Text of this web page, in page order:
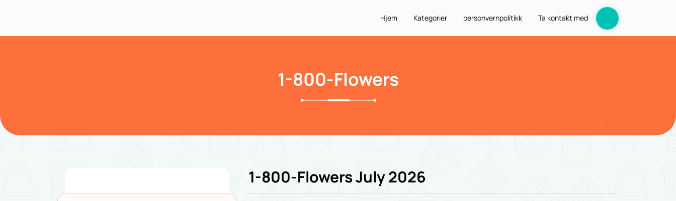
Hjem Kategorier personvernpolitikk Ta kontakt med
1-800-Flowers
1-800-Flowers July 2026